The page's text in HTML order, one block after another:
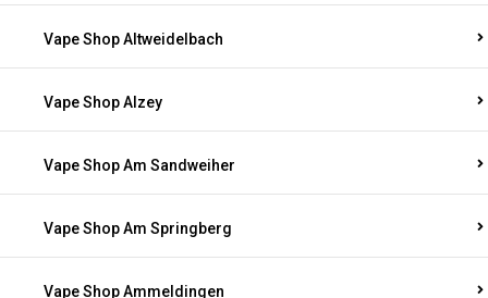
Vape Shop Altweidelbach
Vape Shop Alzey
Vape Shop Am Sandweiher
Vape Shop Am Springberg
Vape Shop Ammeldingen